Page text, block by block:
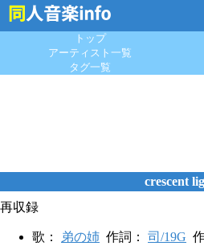
トップ
アーティスト一覧
タグ一覧
crescent
再収録
歌： 弟の姉 作詞： 司/19G